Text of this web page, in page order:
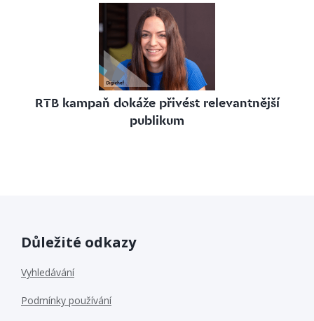
RTB kampaň dokáže přivést relevantnější
publikum
Důležité odkazy
Vyhledávání
Podmínky používání